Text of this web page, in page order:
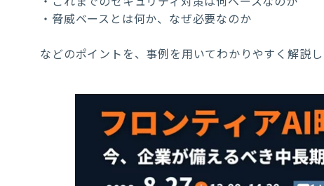
・脅威ベースとは何か、なぜ必要なのか
などのポイントを、事例を用いてわかりやすく解説し